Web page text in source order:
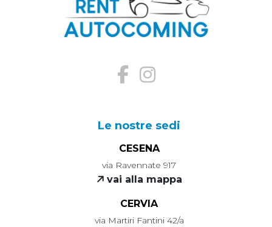
Le nostre sedi
CESENA
via Ravennate 917
vai alla mappa
CERVIA
via Martiri Fantini 42/a